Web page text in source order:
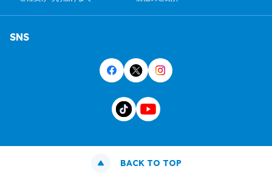
SNS
BACK TO TOP